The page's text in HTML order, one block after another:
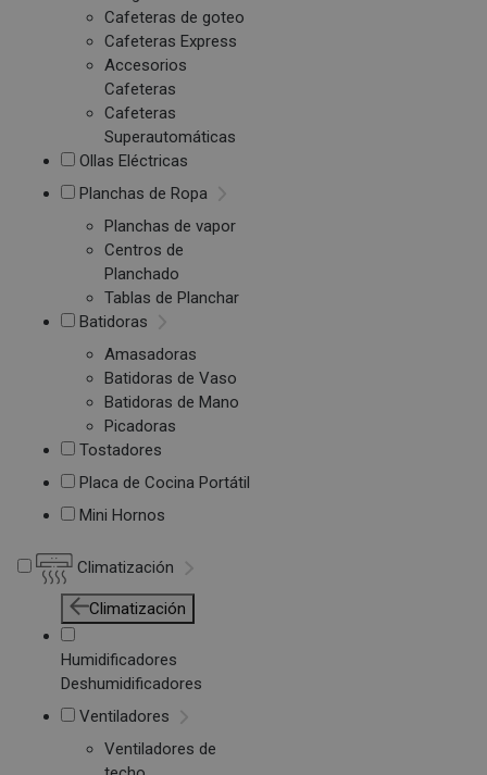
Cafeteras de goteo
Cafeteras Express
Accesorios
Cafeteras
Cafeteras
Superautomáticas
Ollas Eléctricas
Planchas de Ropa
Planchas de vapor
Centros de
Planchado
Tablas de Planchar
Batidoras
Amasadoras
Batidoras de Vaso
Batidoras de Mano
Picadoras
Tostadores
Placa de Cocina Portátil
Mini Hornos
Climatización
Climatización
Humidificadores
Deshumidificadores
Ventiladores
Ventiladores de